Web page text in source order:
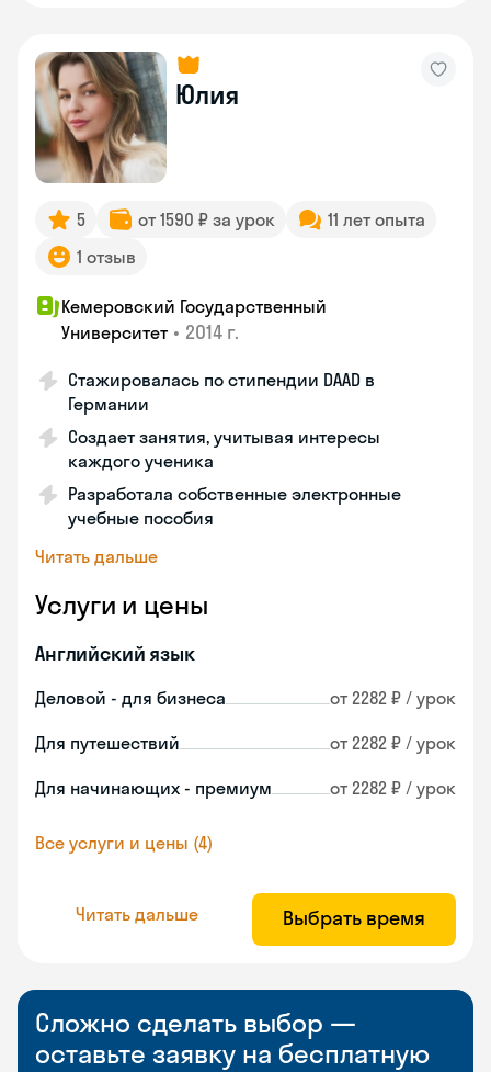
Юлия
5 от 1590 ₽ за урок
11 лет опыта
1 отзыв
Кемеровский Государственный
Университет • 2014 г.
Стажировалась по стипендии DAAD в
Германии
Создает занятия, учитывая интересы
каждого ученика
Разработала собственные электронные
учебные пособия
Читать дальше
Услуги и цены
Английский язык
Деловой - для бизнеса от 2282 ₽ / урок
Для путешествий от 2282 ₽ / урок
Для начинающих - премиум от 2282 ₽ / урок
Все услуги и цены (4)
Читать дальше Выбрать время
Сложно сделать выбор —
оставьте заявку на бесплатную